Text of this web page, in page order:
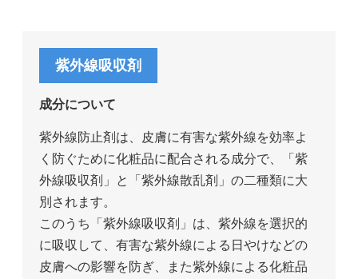
紫外線吸収剤
成分について
紫外線防止剤は、皮膚に有害な紫外線を効率よ
く防ぐために化粧品に配合される成分で、「紫
外線吸収剤」と「紫外線散乱剤」の二種類に大
別されます。
このうち「紫外線吸収剤」は、紫外線を選択的
に吸収して、有害な紫外線による日やけなどの
皮膚への影響を防ぎ、また紫外線による化粧品